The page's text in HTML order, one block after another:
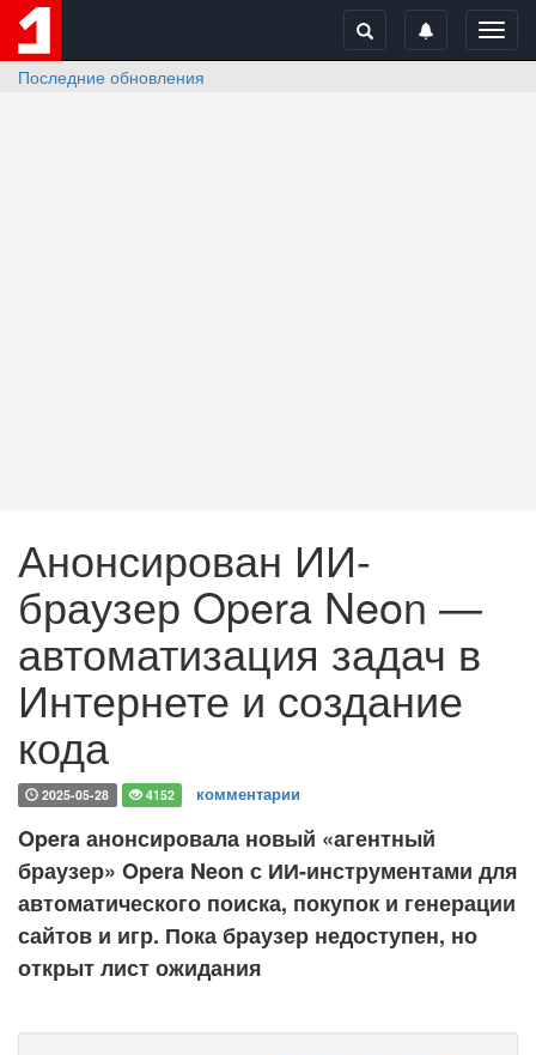
Последние обновления
Анонсирован ИИ-
браузер Opera Neon —
автоматизация задач в
Интернете и создание
кода
2025-05-28 4152 комментарии
Opera анонсировала новый «агентный
браузер» Opera Neon с ИИ-инструментами для
автоматического поиска, покупок и генерации
сайтов и игр. Пока браузер недоступен, но
открыт лист ожидания